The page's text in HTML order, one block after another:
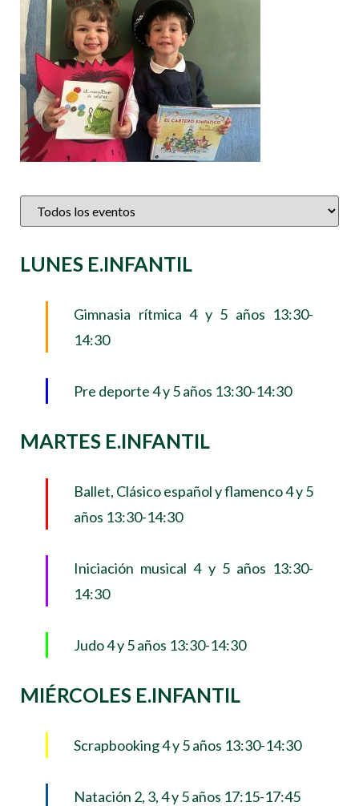
LUNES E.INFANTIL
Gimnasia rítmica 4 y 5 años 13:30-
14:30
Pre deporte 4 y 5 años 13:30-14:30
MARTES E.INFANTIL
Ballet, Clásico español y flamenco 4 y 5
años 13:30-14:30
Iniciación musical 4 y 5 años 13:30-
14:30
Judo 4 y 5 años 13:30-14:30
MIÉRCOLES E.INFANTIL
Scrapbooking 4 y 5 años 13:30-14:30
Natación 2, 3, 4 y 5 años 17:15-17:45